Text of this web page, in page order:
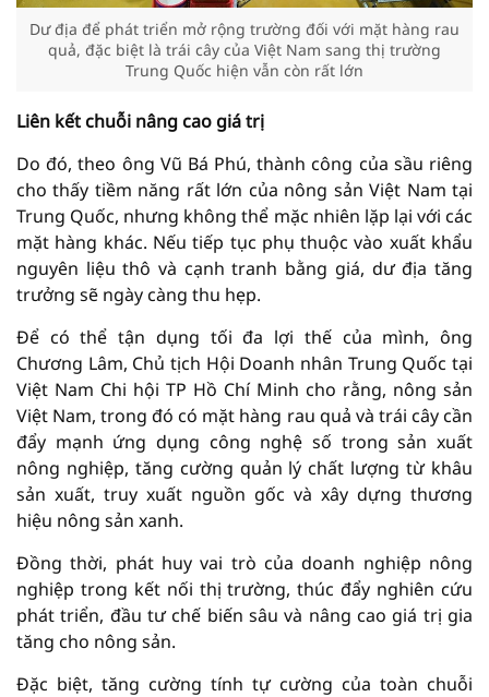
Dư địa để phát triển mở rộng trường đối với mặt hàng rau
quả, đặc biệt là trái cây của Việt Nam sang thị trường
Trung Quốc hiện vẫn còn rất lớn
Liên kết chuỗi nâng cao giá trị
Do đó, theo ông Vũ Bá Phú, thành công của sầu riêng
cho thấy tiềm năng rất lớn của nông sản Việt Nam tại
Trung Quốc, nhưng không thể mặc nhiên lặp lại với các
mặt hàng khác. Nếu tiếp tục phụ thuộc vào xuất khẩu
nguyên liệu thô và cạnh tranh bằng giá, dư địa tăng
trưởng sẽ ngày càng thu hẹp.
Để có thể tận dụng tối đa lợi thế của mình, ông
Chương Lâm, Chủ tịch Hội Doanh nhân Trung Quốc tại
Việt Nam Chi hội TP Hồ Chí Minh cho rằng, nông sản
Việt Nam, trong đó có mặt hàng rau quả và trái cây cần
đẩy mạnh ứng dụng công nghệ số trong sản xuất
nông nghiệp, tăng cường quản lý chất lượng từ khâu
sản xuất, truy xuất nguồn gốc và xây dựng thương
hiệu nông sản xanh.
Đồng thời, phát huy vai trò của doanh nghiệp nông
nghiệp trong kết nối thị trường, thúc đẩy nghiên cứu
phát triển, đầu tư chế biến sâu và nâng cao giá trị gia
tăng cho nông sản.
Đặc biệt, tăng cường tính tự cường của toàn chuỗi